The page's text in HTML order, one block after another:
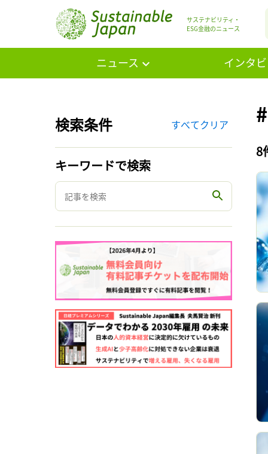
サステナビリティ・
ESG金融のニュース
ニュース インタ
検索条件 すべてクリア
キーワードで検索
8